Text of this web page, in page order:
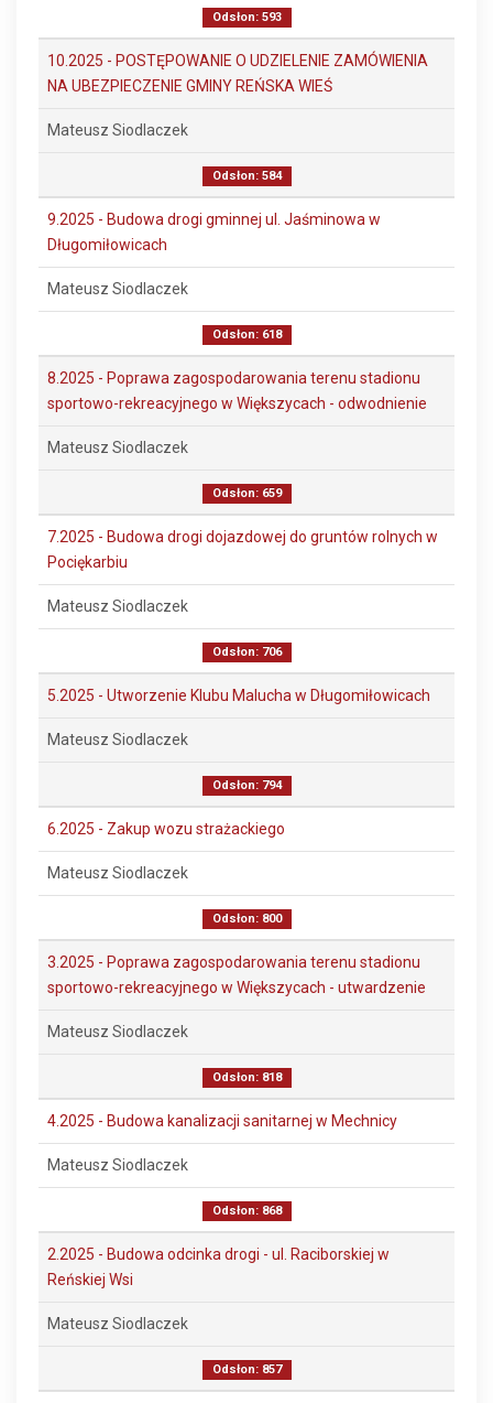
Odsłon: 593
10.2025 - POSTĘPOWANIE O UDZIELENIE ZAMÓWIENIA
NA UBEZPIECZENIE GMINY REŃSKA WIEŚ
Mateusz Siodlaczek
Odsłon: 584
9.2025 - Budowa drogi gminnej ul. Jaśminowa w
Długomiłowicach
Mateusz Siodlaczek
Odsłon: 618
8.2025 - Poprawa zagospodarowania terenu stadionu
sportowo-rekreacyjnego w Większycach - odwodnienie
Mateusz Siodlaczek
Odsłon: 659
7.2025 - Budowa drogi dojazdowej do gruntów rolnych w
Pociękarbiu
Mateusz Siodlaczek
Odsłon: 706
5.2025 - Utworzenie Klubu Malucha w Długomiłowicach
Mateusz Siodlaczek
Odsłon: 794
6.2025 - Zakup wozu strażackiego
Mateusz Siodlaczek
Odsłon: 800
3.2025 - Poprawa zagospodarowania terenu stadionu
sportowo-rekreacyjnego w Większycach - utwardzenie
Mateusz Siodlaczek
Odsłon: 818
4.2025 - Budowa kanalizacji sanitarnej w Mechnicy
Mateusz Siodlaczek
Odsłon: 868
2.2025 - Budowa odcinka drogi - ul. Raciborskiej w
Reńskiej Wsi
Mateusz Siodlaczek
Odsłon: 857